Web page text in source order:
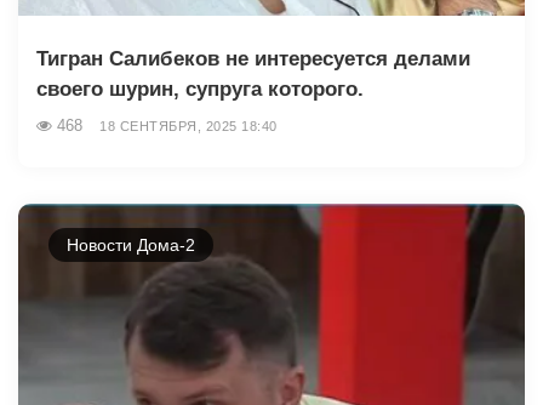
Тигран Салибеков не интересуется делами
своего шурин, супруга которого.
468 18 СЕНТЯБРЯ, 2025 18:40
Новости Дома-2